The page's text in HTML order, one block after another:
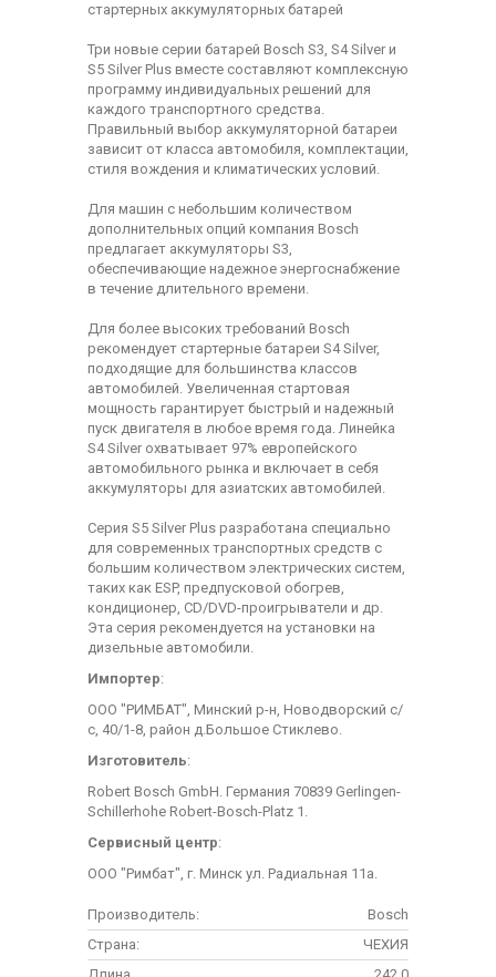
стартерных аккумуляторных батарей
Три новые серии батарей Bosch S3, S4 Silver и
S5 Silver Plus вместе составляют комплексную
программу индивидуальных решений для
каждого транспортного средства.
Правильный выбор аккумуляторной батареи
зависит от класса автомобиля, комплектации,
стиля вождения и климатических условий.
Для машин с небольшим количеством
дополнительных опций компания Bosch
предлагает аккумуляторы S3,
обеспечивающие надежное энергоснабжение
в течение длительного времени.
Для более высоких требований Bosch
рекомендует стартерные батареи S4 Silver,
подходящие для большинства классов
автомобилей. Увеличенная стартовая
мощность гарантирует быстрый и надежный
пуск двигателя в любое время года. Линейка
S4 Silver охватывает 97% европейского
автомобильного рынка и включает в себя
аккумуляторы для азиатских автомобилей.
Серия S5 Silver Plus разработана специально
для современных транспортных средств с
большим количеством электрических систем,
таких как ESP, предпусковой обогрев,
кондиционер, CD/DVD-проигрыватели и др.
Эта серия рекомендуется на установки на
дизельные автомобили.
Импортер:
ООО "РИМБАТ", Минский р-н, Новодворский с/
с, 40/1-8, район д.Большое Стиклево.
Изготовитель:
Robert Bosch GmbH. Германия 70839 Gerlingen-
Schillerhohe Robert-Bosch-Platz 1.
Сервисный центр:
ООО "Римбат", г. Минск ул. Радиальная 11а.
Производитель:
Bosch
Страна:
ЧЕХИЯ